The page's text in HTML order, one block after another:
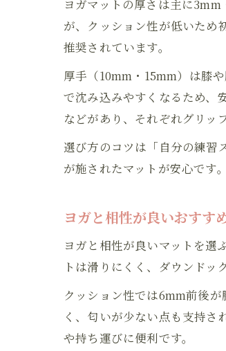
ヨガマットの厚さは主に
が、クッション性が低いため
推奨されています。
厚手（10mm・15mm）は膝
で沈み込みやすくなるため、
などがあり、それぞれグリッ
選び方のコツは「自分の練習
が施されたマットが安心です
ヨガと相性が良いおすす
ヨガと相性が良いマットを選
トは滑りにくく、ダウンドッ
クッション性では6mm前後
く、匂いが少ない点も支持
や持ち運びに便利です。